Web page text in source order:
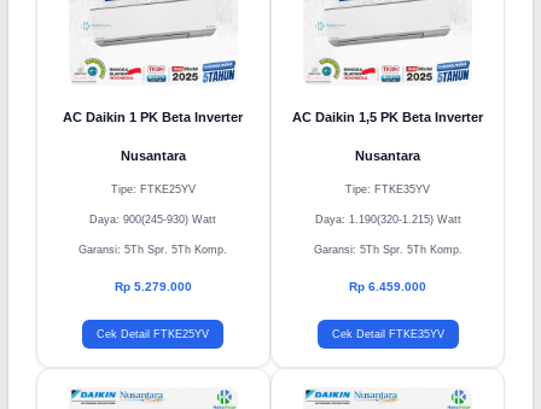
AC Daikin 1 PK Beta Inverter
Nusantara
Tipe: FTKE25YV
Daya: 900(245-930) Watt
Garansi: 5Th Spr. 5Th Komp.
Rp 5.279.000
Cek Detail FTKE25YV
AC Daikin 1,5 PK Beta Inverter
Nusantara
Tipe: FTKE35YV
Daya: 1.190(320-1.215) Watt
Garansi: 5Th Spr. 5Th Komp.
Rp 6.459.000
Cek Detail FTKE35YV